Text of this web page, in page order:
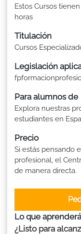
Estos Cursos
horas
Titulación
Cursos
Legislación
Para alumnos de
Explora nuestras
estudiantes en
Precio
Si estás pensando
profesional, el
de manera directa.
Lo que
¿Listo para